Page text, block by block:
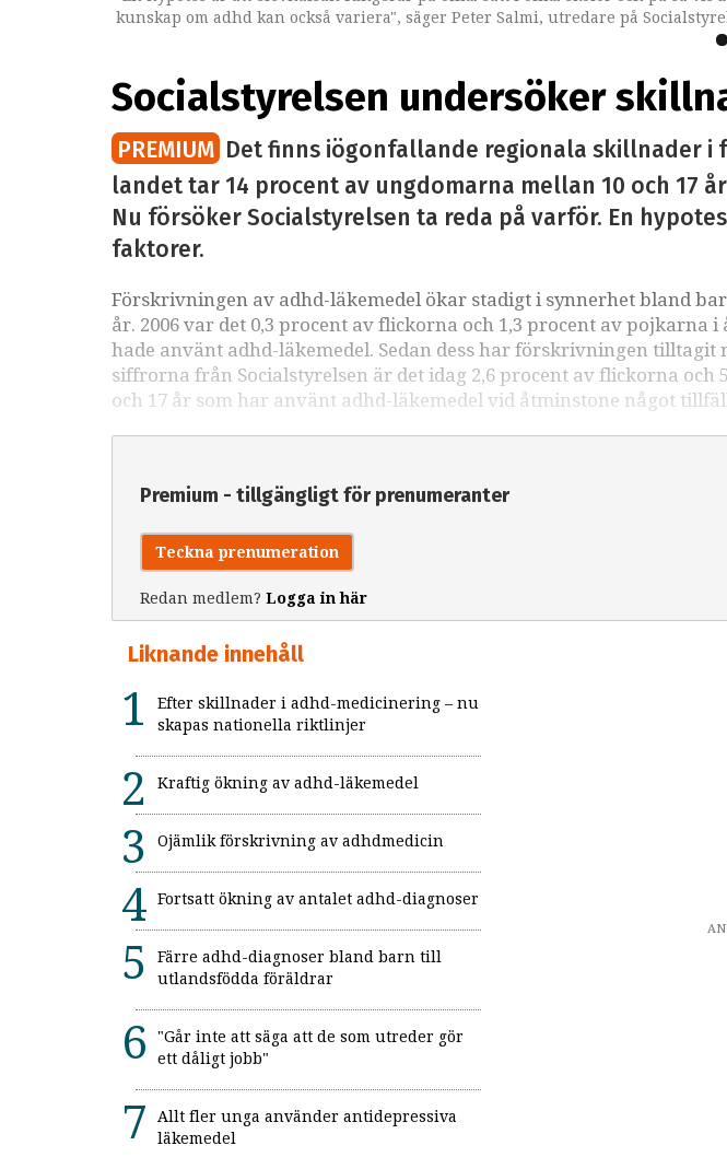
kunskap om adhd kan också variera", säger Peter Salmi, utredare på
Socialstyrelsen undersöker
PREMIUM Det finns iögonfallande regionala skillnader
landet tar 14 procent av ungdomarna mellan 10 och 17
Nu försöker Socialstyrelsen ta reda på varför. En
faktorer.
Förskrivningen av adhd-läkemedel ökar stadigt i synnerhet bland
år. 2006 var det 0,3 procent av flickorna och 1,3 procent av pojkarna
hade använt adhd-läkemedel. Sedan dess har förskrivningen tilltagit
siffrorna från Socialstyrelsen är det idag 2,6 procent av flickorna och
och 17 år som har använt adhd-läkemedel vid åtminstone något
Premium - tillgängligt för prenumeranter
Teckna prenumeration
Redan medlem? Logga in här
Liknande innehåll
Efter skillnader i adhd-medicinering – nu
skapas nationella riktlinjer
Kraftig ökning av adhd-läkemedel
Ojämlik förskrivning av adhdmedicin
Fortsatt ökning av antalet adhd-diagnoser
Färre adhd-diagnoser bland barn till
utlandsfödda föräldrar
"Går inte att säga att de som utreder gör
ett dåligt jobb"
Allt fler unga använder antidepressiva
läkemedel